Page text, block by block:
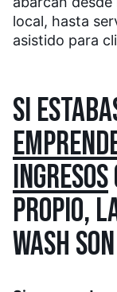
local, hasta
asistido para
SI
INGRESOS
PROPIO,
WASH